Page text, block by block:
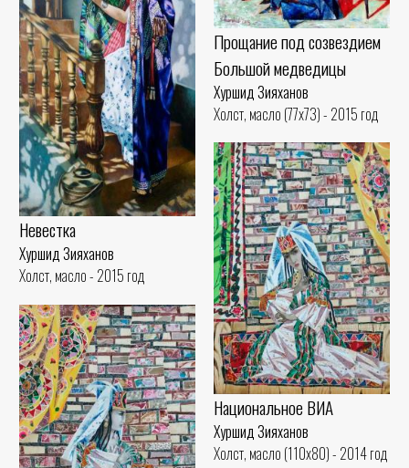
Прощание под созвездием
Большой медведицы
Хуршид Зияханов
Холст, масло (77x73) - 2015 год
Невестка
Хуршид Зияханов
Холст, масло - 2015 год
Национальное ВИА
Хуршид Зияханов
Холст, масло (110x80) - 2014 год